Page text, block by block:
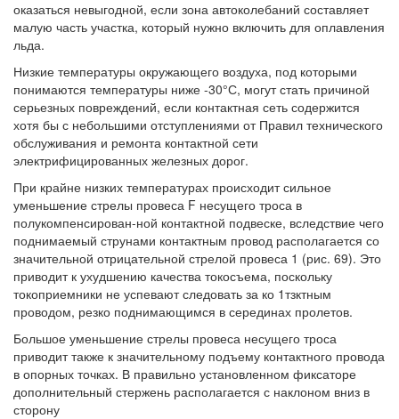
оказаться невыгодной, если зона автоколебаний составляет
малую часть участка, который нужно включить для оплавления
льда.
Низкие температуры окружающего воздуха, под которыми
понимаются температуры ниже -30°С, могут стать причиной
серьезных повреждений, если контактная сеть содержится
хотя бы с небольшими отступлениями от Правил технического
обслуживания и ремонта контактной сети
электрифицированных железных дорог.
При крайне низких температурах происходит сильное
уменьшение стрелы провеса F несущего троса в
полукомпенсирован-ной контактной подвеске, вследствие чего
поднимаемый струнами контактным провод располагается со
значительной отрицательной стрелой провеса 1 (рис. 69). Это
приводит к ухудшению качества токосъема, поскольку
токоприемники не успевают следовать за ко 1тзктным
проводом, резко поднимающимся в серединах пролетов.
Большое уменьшение стрелы провеса несущего троса
приводит также к значительному подъему контактного провода
в опорных точках. В правильно установленном фиксаторе
дополнительный стержень располагается с наклоном вниз в
сторону